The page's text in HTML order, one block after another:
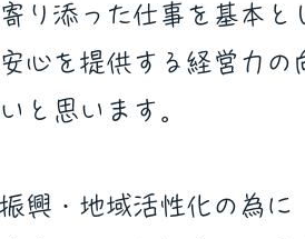
り添った仕事を基本と
心を提供する経営力の
と思います。
興・地域活性化の為に